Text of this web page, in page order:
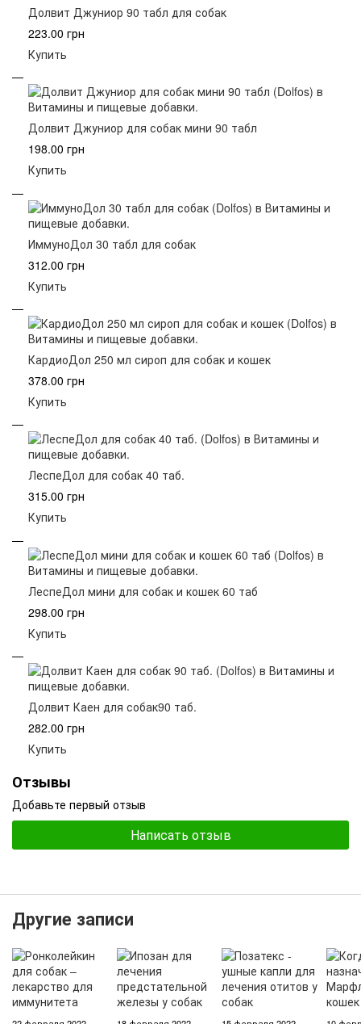
Долвит Джуниор 90 табл для собак
223.00 грн
Купить
Долвит Джуниор для собак мини 90 табл
198.00 грн
Купить
ИммуноДол 30 табл для собак
312.00 грн
Купить
КардиоДол 250 мл сироп для собак и кошек
378.00 грн
Купить
ЛеспеДол для собак 40 таб.
315.00 грн
Купить
ЛеспеДол мини для собак и кошек 60 таб
298.00 грн
Купить
Долвит Каен для собак90 таб.
282.00 грн
Купить
Отзывы
Добавьте первый отзыв
Написать отзыв
Другие записи